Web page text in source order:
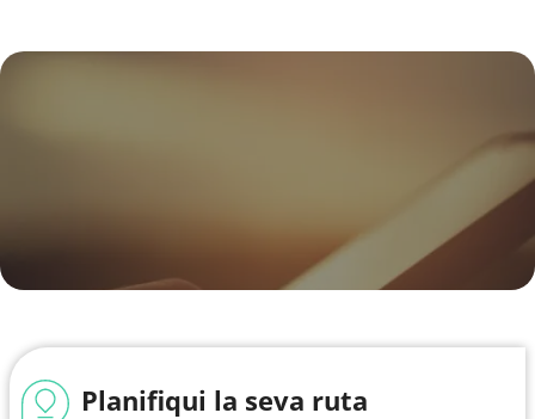
Planifiqui la seva ruta